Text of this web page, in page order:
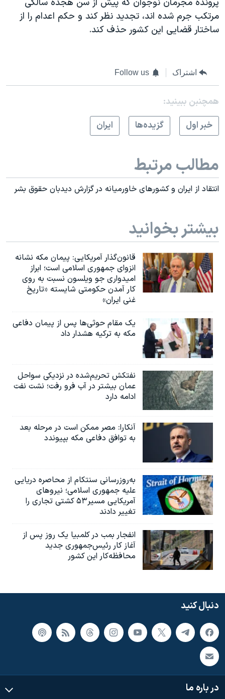
پرونده مجرمان نوجوان که پیش از سن هجده سالگی
مرتکب جرم شده اند، تجدید نظر کند و حکم اعدام را از
ساختار قضایی این کشور حذف کند.
اشتراک Follow us
همچنبن ببینید:
خبر اول
گزيده‌ها ايران
مطالب مرتبط
انتقاد از ایران و کشورهای خاورمیانه در گزارش دیدبان حقوق بشر
بیشتر بخوانید
قانون‌گذار آمریکایی: پیمان مکه نشانه
انزوای جمهوری اسلامی است؛ ابراز
امیدواری جو ویلسون نسبت به روی
کار آمدن حکومتی شایسته «تاریخ
غنی ایران»
یک مقام حوثی‌ها پس از پیمان دفاعی
مکه به ترکیه هشدار داد
نفتکش تحریم‌شده در نزدیکی سواحل
عمان بیشتر در آب فرو رفت؛ نشت نفت
ادامه دارد
آنکارا: مصر ممکن است در مرحله بعد
به توافق دفاعی مکه بپیوندد
به‌روزرسانی سنتکام از محاصره دریایی
علیه جمهوری اسلامی؛ نیروهای
آمریکایی مسیر۵۳ کشتی تجاری را
تغییر دادند
انفجار بمب‌‌ در کلمبیا یک روز پس از
آغاز کار رئیس‌جمهوری جدید
محافظه‌کار این کشور
دنبال کنید
در باره ما